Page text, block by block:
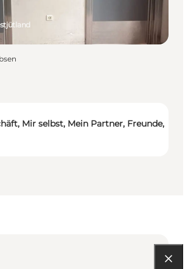
Mir selbst, Mein Partner, Freunde,